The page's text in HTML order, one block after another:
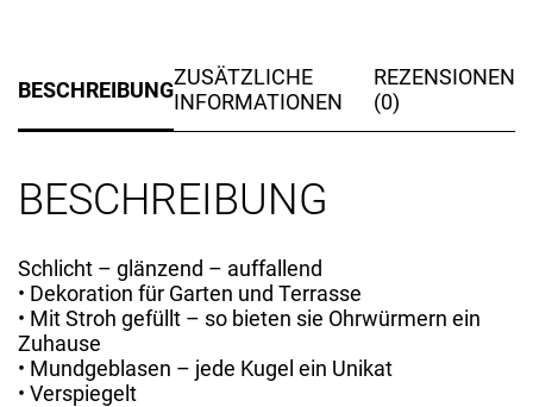
BESCHREIBUNGZUSÄTZLICHE
INFORMATIONEN
REZENSIONEN
(0)
BESCHREIBUNG
Schlicht – glänzend – auffallend
• Dekoration für Garten und Terrasse
• Mit Stroh gefüllt – so bieten sie Ohrwürmern ein
Zuhause
• Mundgeblasen – jede Kugel ein Unikat
• Verspiegelt